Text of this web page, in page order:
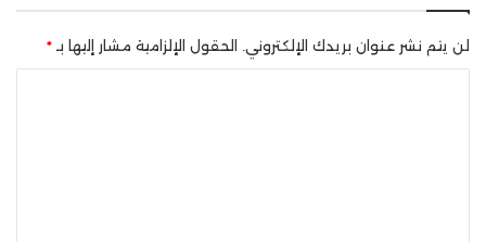
لن يتم نشر عنوان بريدك الإلكتروني. الحقول الإلزامية مشار إليها بـ*